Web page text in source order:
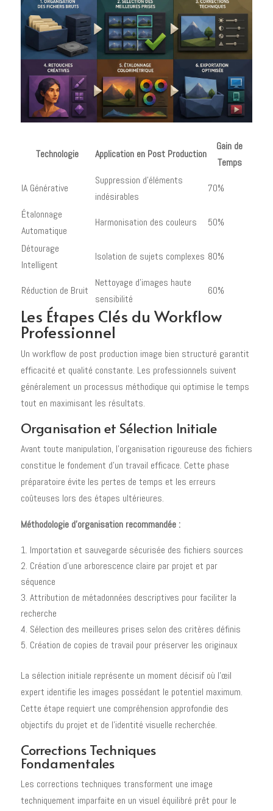
Technologie Application en Post Production
Gain de
Temps
IA Générative
Suppression d'éléments
indésirables
70%
Étalonnage
Automatique
Harmonisation des couleurs 50%
Détourage
Intelligent
Isolation de sujets complexes 80%
Réduction de Bruit
Nettoyage d'images haute
sensibilité
60%
Les Étapes Clés du Workflow
Professionnel
Un workflow de post production image bien structuré garantit
efficacité et qualité constante. Les professionnels suivent
généralement un processus méthodique qui optimise le temps
tout en maximisant les résultats.
Organisation et Sélection Initiale
Avant toute manipulation, l'organisation rigoureuse des fichiers
constitue le fondement d'un travail efficace. Cette phase
préparatoire évite les pertes de temps et les erreurs
coûteuses lors des étapes ultérieures.
Méthodologie d'organisation recommandée :
Importation et sauvegarde sécurisée des fichiers sources
Création d'une arborescence claire par projet et par
séquence
Attribution de métadonnées descriptives pour faciliter la
recherche
Sélection des meilleures prises selon des critères définis
Création de copies de travail pour préserver les originaux
La sélection initiale représente un moment décisif où l'œil
expert identifie les images possédant le potentiel maximum.
Cette étape requiert une compréhension approfondie des
objectifs du projet et de l'identité visuelle recherchée.
Corrections Techniques
Fondamentales
Les corrections techniques transforment une image
techniquement imparfaite en un visuel équilibré prêt pour le